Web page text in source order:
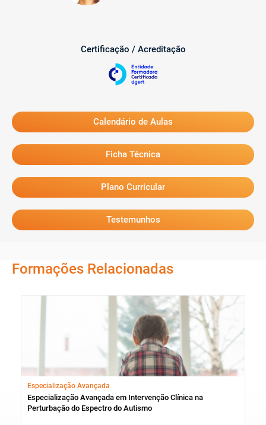
Certificação / Acreditação
Calendário de Aulas
Ficha Técnica
Plano Curricular
Testemunhos
Formações Relacionadas
Especialização Avançada
Especialização Avançada em Intervenção Clínica na
Perturbação do Espectro do Autismo